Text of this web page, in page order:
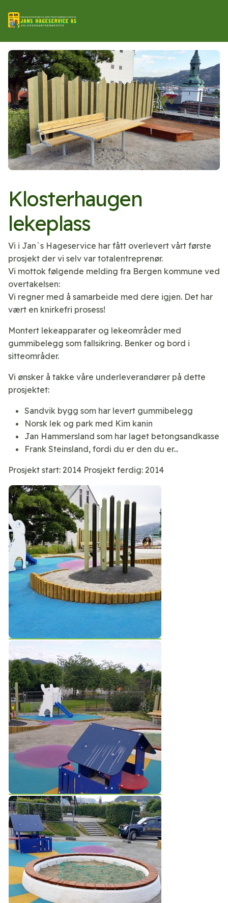
Klosterhaugen
lekeplass
Vi i Jan`s Hageservice har fått overlevert vårt første
prosjekt der vi selv var totalentreprenør.
Vi mottok følgende melding fra Bergen kommune ved
overtakelsen:
Vi regner med å samarbeide med dere igjen. Det har
vært en knirkefri prosess!
Montert lekeapparater og lekeområder med
gummibelegg som fallsikring. Benker og bord i
sitteområder.
Vi ønsker å takke våre underleverandører på dette
prosjektet:
Sandvik bygg som har levert gummibelegg
Norsk lek og park med Kim kanin
Jan Hammersland som har laget betongsandkasse
Frank Steinsland, fordi du er den du er...
Prosjekt start: 2014 Prosjekt ferdig: 2014